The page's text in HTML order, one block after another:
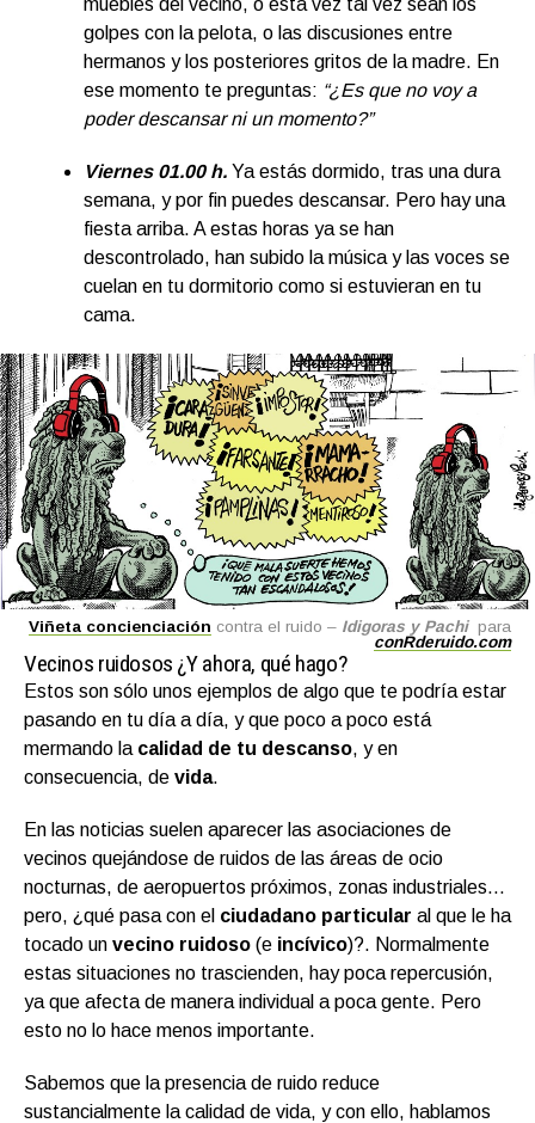
muebles del vecino, o esta vez tal vez sean los
golpes con la pelota, o las discusiones entre
hermanos y los posteriores gritos de la madre. En
ese momento te preguntas: “¿Es que no voy a
poder descansar ni un momento?”
Viernes 01.00 h. Ya estás dormido, tras una dura
semana, y por fin puedes descansar. Pero hay una
fiesta arriba. A estas horas ya se han
descontrolado, han subido la música y las voces se
cuelan en tu dormitorio como si estuvieran en tu
cama.
Viñeta concienciación contra el ruido – Idigoras y Pachipara
conRderuido.com
Vecinos ruidosos ¿Y ahora, qué hago?
Estos son sólo unos ejemplos de algo que te podría estar
pasando en tu día a día, y que poco a poco está
mermando la calidad de tu descanso, y en
consecuencia, de vida.
En las noticias suelen aparecer las asociaciones de
vecinos quejándose de ruidos de las áreas de ocio
nocturnas, de aeropuertos próximos, zonas industriales…
pero, ¿qué pasa con el ciudadano particular al que le ha
tocado un vecino ruidoso (e incívico)?. Normalmente
estas situaciones no trascienden, hay poca repercusión,
ya que afecta de manera individual a poca gente. Pero
esto no lo hace menos importante.
Sabemos que la presencia de ruido reduce
sustancialmente la calidad de vida, y con ello, hablamos